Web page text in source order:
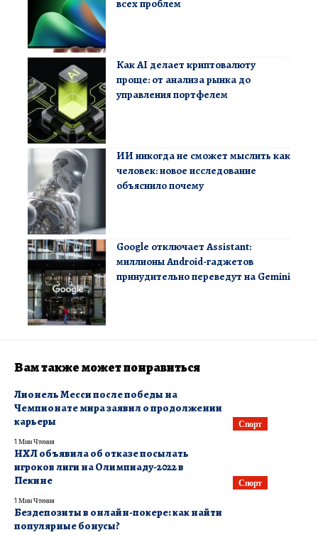
всех проблем
Как AI делает криптовалюту
проще: от анализа рынка до
управления портфелем
ИИ никогда не сможет мыслить как
человек: новое исследование
объяснило почему
Google отключает Assistant:
миллионы Android-гаджетов
принудительно переведут на Gemini
Вам также может понравиться
Спорт
Лионель Месси после победы на
Чемпионате мира заявил о продолжении
карьеры
1 Мин Чтения
Спорт
НХЛ объявила об отказе посылать
игроков лиги на Олимпиаду-2022 в
Пекине
1 Мин Чтения
Бездепозиты в онлайн-покере: как найти
популярные бонусы?